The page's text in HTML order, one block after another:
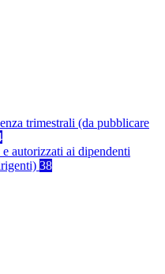
trimestrali (da pubblicare
autorizzati ai dipendenti
38